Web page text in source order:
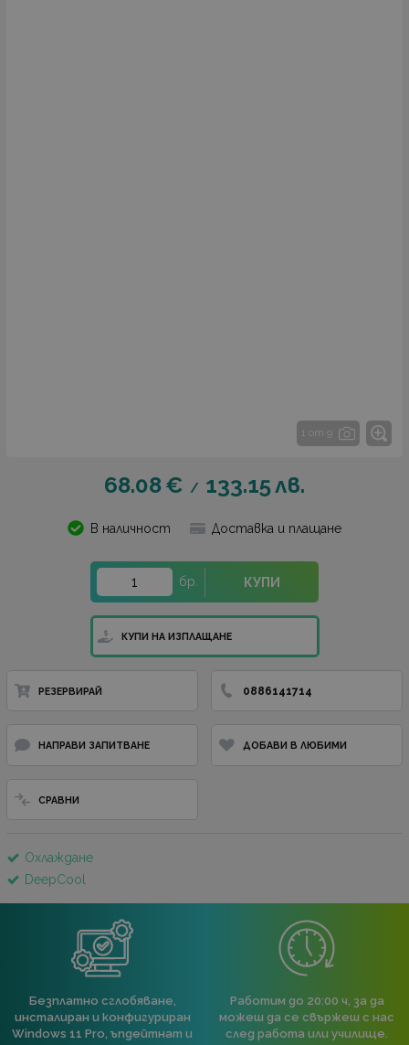
1 от 9
68.08€ / 133.15лв.
В наличност Доставка и плащане
бр. КУПИ
КУПИ НА ИЗПЛАЩАНЕ
РЕЗЕРВИРАЙ 0886141714
НАПРАВИ ЗАПИТВАНЕ ДОБАВИ В ЛЮБИМИ
СРАВНИ
Охлаждане
DeepCool
Безплатно сглобяване,
инсталиран и конфигуриран
Windows 11 Pro, ъпдейтнат и
Работим до 20:00 ч, за да
можеш да се свържеш с нас
след работа или училище.